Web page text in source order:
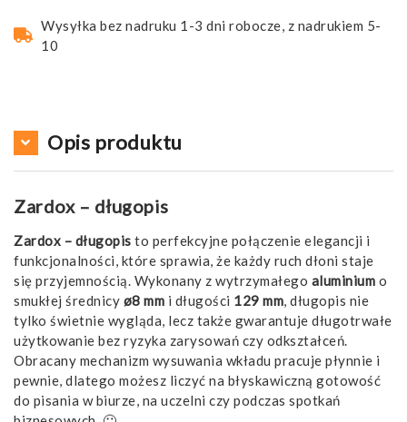
Wysyłka bez nadruku 1-3 dni robocze, z nadrukiem 5-
10
Opis produktu
Zardox – długopis
Zardox – długopis to perfekcyjne połączenie elegancji i
funkcjonalności, które sprawia, że każdy ruch dłoni staje
się przyjemnością. Wykonany z wytrzymałego aluminium o
smukłej średnicy ø8 mm i długości 129 mm, długopis nie
tylko świetnie wygląda, lecz także gwarantuje długotrwałe
użytkowanie bez ryzyka zarysowań czy odkształceń.
Obracany mechanizm wysuwania wkładu pracuje płynnie i
pewnie, dlatego możesz liczyć na błyskawiczną gotowość
do pisania w biurze, na uczelni czy podczas spotkań